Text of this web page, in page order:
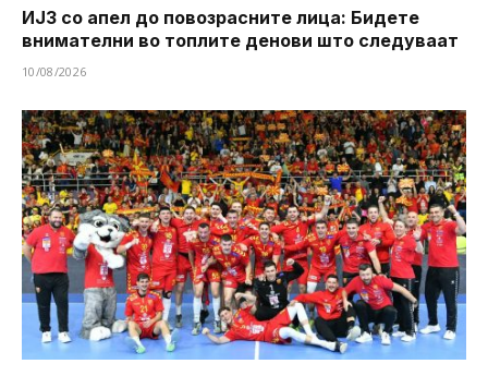
ИЈЗ со апел до повозрасните лица: Бидете
внимателни во топлите денови што следуваат
10/08/2026